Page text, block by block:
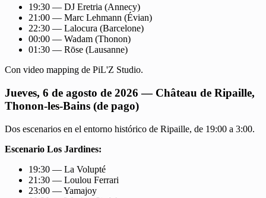
19:30 — DJ Eretria (Annecy)
21:00 — Marc Lehmann (Évian)
22:30 — Lalocura (Barcelone)
00:00 — Wadam (Thonon)
01:30 — Rōse (Lausanne)
Con video mapping de PiL'Z Studio.
Jueves, 6 de agosto de 2026 — Château de Ripaille,
Thonon-les-Bains (de pago)
Dos escenarios en el entorno histórico de Ripaille, de 19:00 a 3:00.
Escenario Los Jardines:
19:30 — La Volupté
21:30 — Loulou Ferrari
23:00 — Yamajoy